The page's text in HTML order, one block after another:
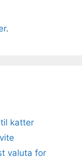
.
katter
valuta for